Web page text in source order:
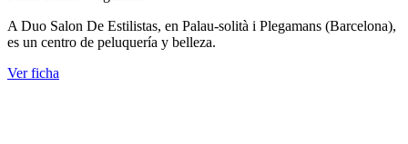
A Duo Salon De Estilistas, en Palau-solità i Plegamans (Barcelona),
es un centro de peluquería y belleza.
Ver ficha